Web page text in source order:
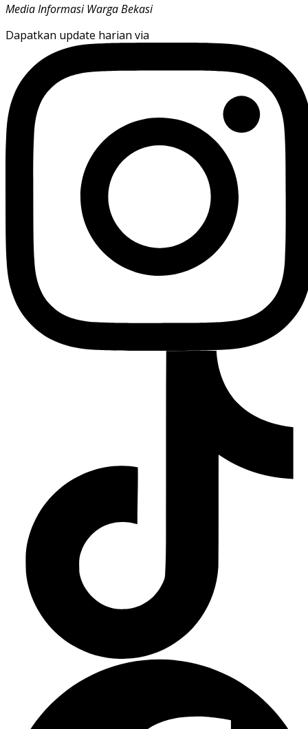
Media Informasi Warga Bekasi
Dapatkan update harian via